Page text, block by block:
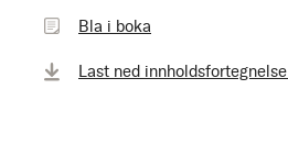
Bla i boka
Last ned